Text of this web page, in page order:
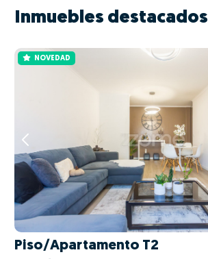
Inmuebles destacados
NOVEDAD
Piso/Apartamento T2